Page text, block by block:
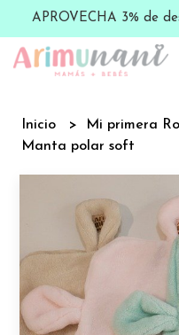
APROVECHA 3% de
Inicio Mi primera
Manta polar soft